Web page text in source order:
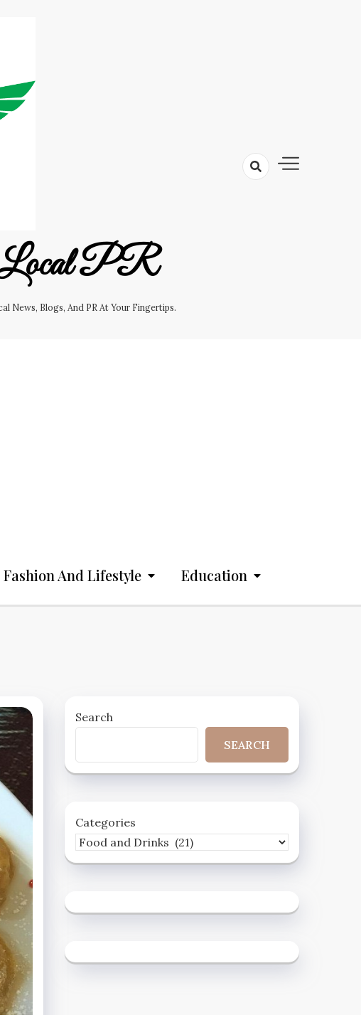
PR
News, Blogs, And PR At Your Fingertips.
Fashion And Lifestyle Education
Search
SEARCH
Categories